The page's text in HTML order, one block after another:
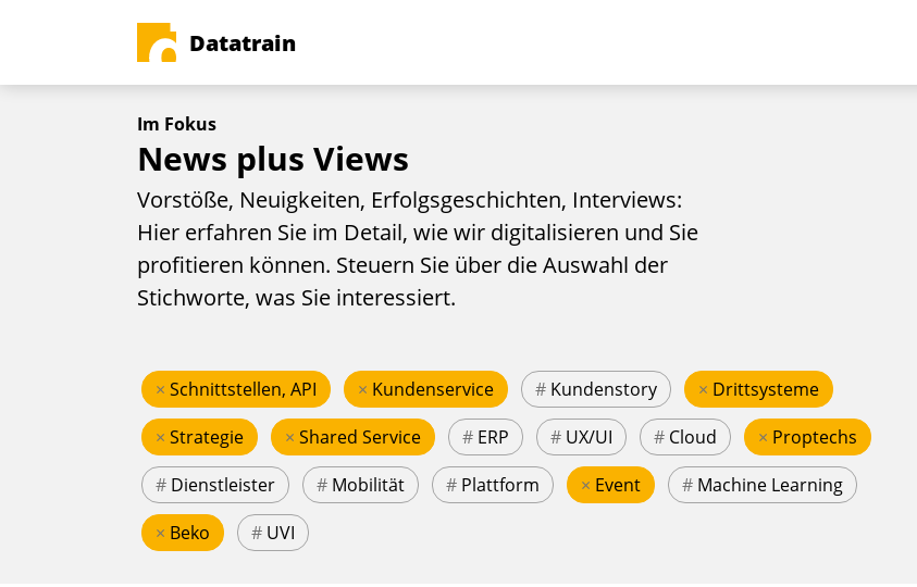
Datatrain
Im Fokus
News plus Views
Vorstöße, Neuigkeiten, Erfolgsgeschichten, Interviews:
Hier erfahren Sie im Detail, wie wir digitalisieren und Sie
profitieren können. Steuern Sie über die Auswahl der
Stichworte, was Sie interessiert.
× Schnittstellen, API × Kundenservice # Kundenstory × Drittsysteme
× Strategie × Shared Service # ERP # UX/UI # Cloud × Proptechs
# Dienstleister # Mobilität # Plattform × Event # Machine Learning
× Beko # UVI